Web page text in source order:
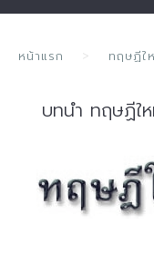
หน้าแรก ทฤษฏีใ
บทนำ ทฤษฏีใ